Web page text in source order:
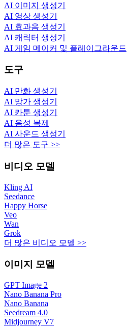
AI 이미지 생성기
AI 영상 생성기
AI 효과음 생성기
AI 캐릭터 생성기
AI 게임 메이커 및 플레이그라운드
도구
AI 만화 생성기
AI 망가 생성기
AI 카툰 생성기
AI 음성 복제
AI 사운드 생성기
더 많은 도구 >>
비디오 모델
Kling AI
Seedance
Happy Horse
Veo
Wan
Grok
더 많은 비디오 모델 >>
이미지 모델
GPT Image 2
Nano Banana Pro
Nano Banana
Seedream 4.0
Midjourney V7